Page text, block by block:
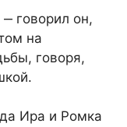
говорил он,
на
говоря,
Ира и Ромка